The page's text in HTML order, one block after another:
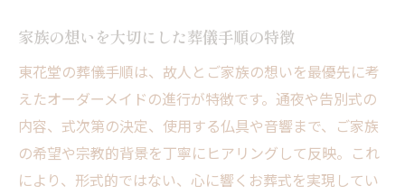
家族の想いを大切にした葬儀手順の特徴
東花堂の葬儀手順は、故人とご家族の想いを最優先に考
えたオーダーメイドの進行が特徴です。通夜や告別式の
内容、式次第の決定、使用する仏具や音響まで、ご家族
の希望や宗教的背景を丁寧にヒアリングして反映。これ
により、形式的ではない、心に響くお葬式を実現してい